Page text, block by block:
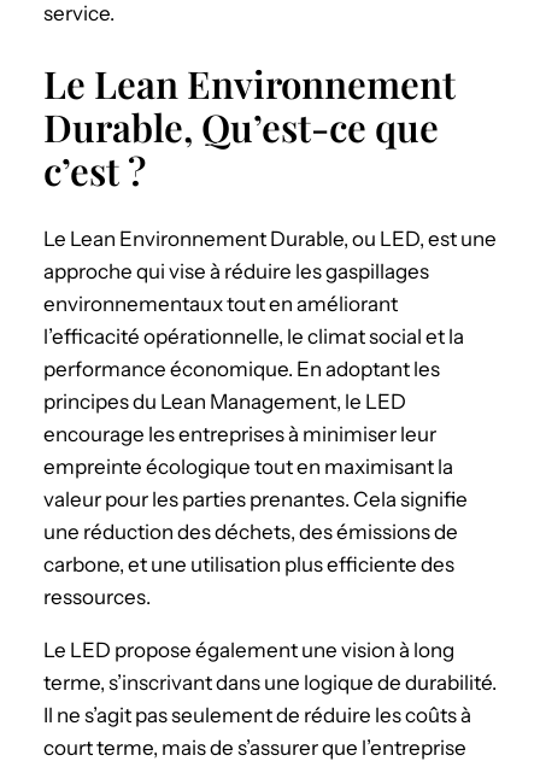
service.
Le Lean Environnement
Durable, Qu’est-ce que
c’est ?
Le Lean Environnement Durable, ou LED, est une
approche qui vise à réduire les gaspillages
environnementaux tout en améliorant
l’efficacité opérationnelle, le climat social et la
performance économique. En adoptant les
principes du Lean Management, le LED
encourage les entreprises à minimiser leur
empreinte écologique tout en maximisant la
valeur pour les parties prenantes. Cela signifie
une réduction des déchets, des émissions de
carbone, et une utilisation plus efficiente des
ressources.
Le LED propose également une vision à long
terme, s’inscrivant dans une logique de durabilité.
Il ne s’agit pas seulement de réduire les coûts à
court terme, mais de s’assurer que l’entreprise